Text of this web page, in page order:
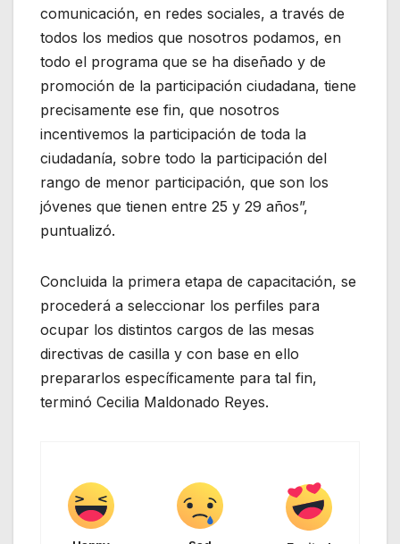
comunicación, en redes sociales, a través de
todos los medios que nosotros podamos, en
todo el programa que se ha diseñado y de
promoción de la participación ciudadana, tiene
precisamente ese fin, que nosotros
incentivemos la participación de toda la
ciudadanía, sobre todo la participación del
rango de menor participación, que son los
jóvenes que tienen entre 25 y 29 años”,
puntualizó.
Concluida la primera etapa de capacitación, se
procederá a seleccionar los perfiles para
ocupar los distintos cargos de las mesas
directivas de casilla y con base en ello
prepararlos específicamente para tal fin,
terminó Cecilia Maldonado Reyes.